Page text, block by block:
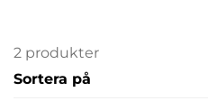
2 produkter
Sortera på